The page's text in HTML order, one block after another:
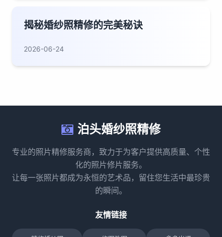
揭秘婚纱照精修的完美秘诀
2026-06-24
泊头婚纱照精修
专业的照片精修服务商，致力于为客户提供高质量、个性
化的照片修片服务。
让每一张照片都成为永恒的艺术品，留住您生活中最珍贵
的瞬间。
友情链接